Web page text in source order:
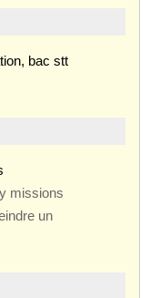
bac stt
missions
un